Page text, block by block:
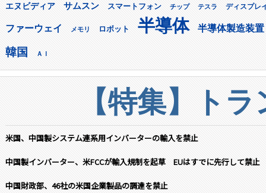
エヌビディア サムスン スマートフォン チップ テスラ ディスプレ
ファーウェイ メモリ ロボット 半導体 半導体製造装置
韓国 ＡＩ
【特集】ト
米国、中国製システム連系用インバーターの輸入を禁止
中国製インバーター、米FCCが輸入規制を起草 EUはすでに先行して禁止
中国財政部、46社の米国企業製品の調達を禁止